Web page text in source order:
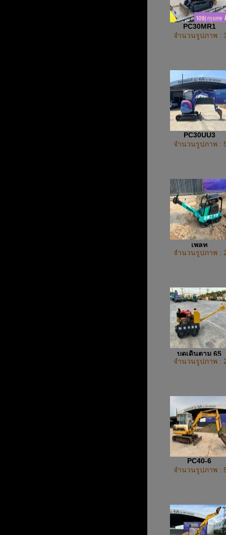
PC30MR1
จำนวนรูปภาพ :
PC30UU3
จำนวนรูปภาพ :
เพลท
จำนวนรูปภาพ :
บดเดินตาม 65
จำนวนรูปภาพ :
PC40-6
จำนวนรูปภาพ :